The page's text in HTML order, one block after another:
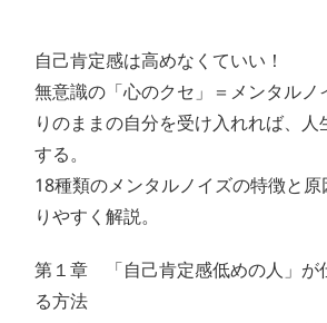
自己肯定感は高めなくていい！
無意識の「心のクセ」＝メンタルノ
りのままの自分を受け入れれば、
する。
18種類のメンタルノイズの特徴と
りやすく解説。
第１章 「自己肯定感低めの人」が
る方法